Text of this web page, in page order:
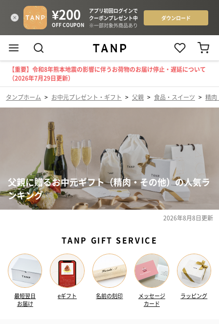
【重要】令和8年熊本地震の影響に伴うお荷物のお届け停止・遅延について
（2026年7月29日更新）
タンプホーム > お中元プレゼント・ギフト > 父親 > 食品・スイーツ > 精肉
父親に贈るお中元ギフト（精肉・その他）の人気ラ
ンキング
2026年8月8日更新
TANP GIFT SERVICE
最短翌日
お届け
eギフト 名前の刻印
メッセージ
カード
ラッピング